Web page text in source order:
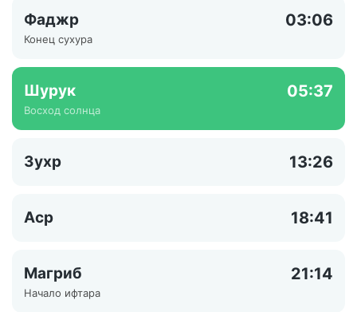
Фаджр 03:06
Конец сухура
Шурук 05:37
Восход солнца
Зухр 13:26
Аср 18:41
Магриб 21:14
Начало ифтара